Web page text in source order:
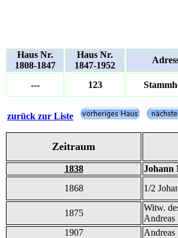
Haus Nr.
1808-1847
Haus Nr.
1847-1952
--- 123
zurück zur Liste
Zeitraum
1838 Johann
1868
1/2
1875
Witw.
1907
Andreas